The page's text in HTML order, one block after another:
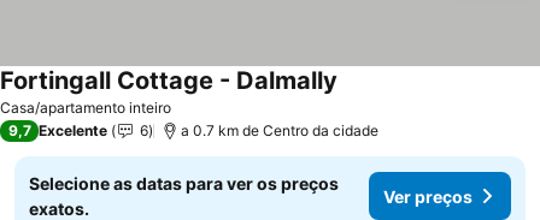
Casa/apartamento inteiro
Fortingall Cottage - Dalmally
9,7 Excelente 6 a 0.7 km de Centro da cidade
Selecione as datas para ver os preços
exatos.
Ver preços